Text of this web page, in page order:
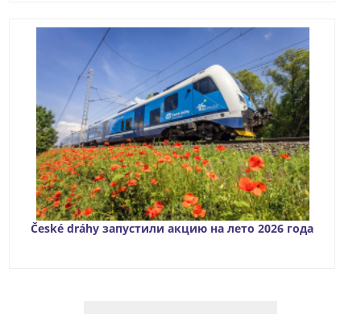
České dráhy запустили акцию на лето 2026 года